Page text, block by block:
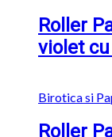
Roller
violet
Birotica si
Roller